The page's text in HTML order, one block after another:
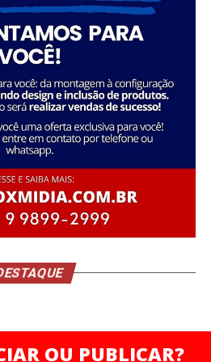
dos pilares centrais foi a
— um convite direto à
abandonar crenças obsoletas,
absoluto da própria trajetória e
de consciência e resultados.
ancora na potência simbólica
direta ao empresário
sua mente, seu corpo e seu
OU PUBLICAR?